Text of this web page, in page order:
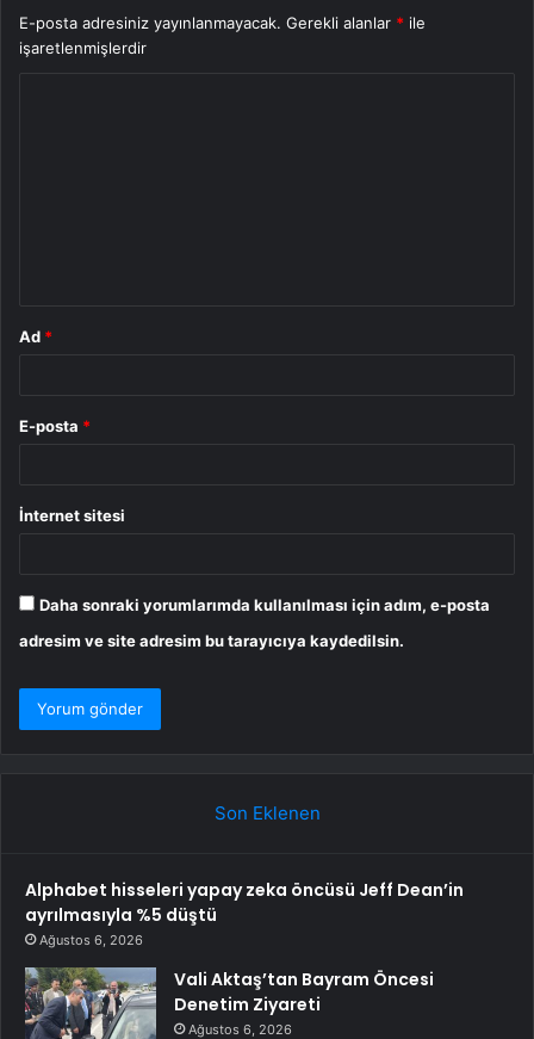
E-posta adresiniz yayınlanmayacak. Gerekli alanlar * ile
işaretlenmişlerdir
Ad *
E-posta *
İnternet sitesi
Daha sonraki yorumlarımda kullanılması için adım, e-posta
adresim ve site adresim bu tarayıcıya kaydedilsin.
Son Eklenen
Alphabet hisseleri yapay zeka öncüsü Jeff Dean’in
ayrılmasıyla %5 düştü
Ağustos 6, 2026
Vali Aktaş’tan Bayram Öncesi
Denetim Ziyareti
Ağustos 6, 2026